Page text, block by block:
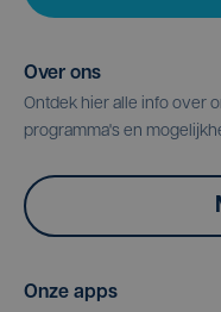
Over ons
Ontdek hier alle info over
programma's en
Onze apps